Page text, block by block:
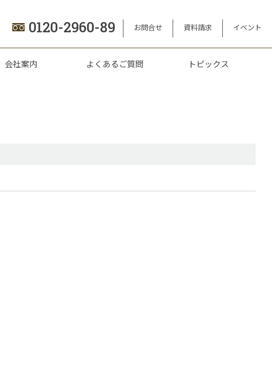
0120-2960-89 お問合せ 資料請求 イベント
会社案内 よくあるご質問 トピックス